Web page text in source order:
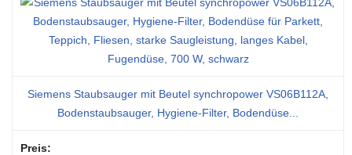
Siemens Staubsauger mit Beutel synchropower VS06B112A,
Bodenstaubsauger, Hygiene-Filter, Bodendüse...